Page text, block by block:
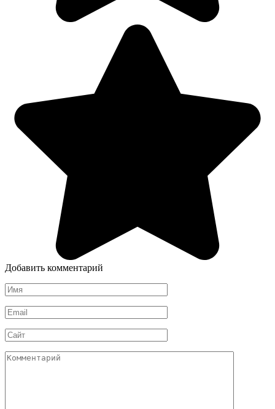
Добавить комментарий
Имя
Email
Сайт
Комментарий